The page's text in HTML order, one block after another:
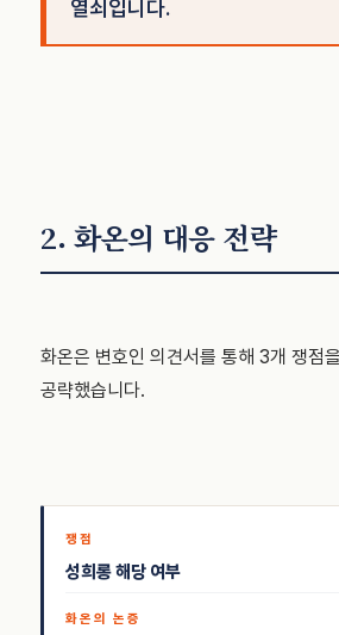
열쇠입니다.
2. 화온의 대응 전략
화온은 변호인 의견서를 통해 3개 쟁점
공략했습니다.
성희롱 해당 여부